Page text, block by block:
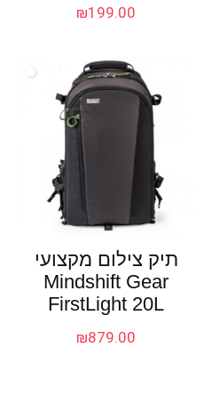
₪199.00
תיק צילום מקצועי
Mindshift Gear
FirstLight 20L
₪879.00